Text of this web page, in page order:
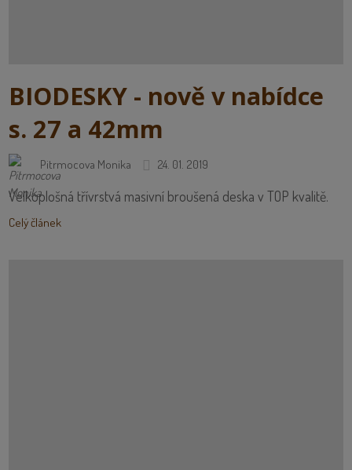
BIODESKY - nově v nabídce
s. 27 a 42mm
Pitrmocova Monika 24. 01. 2019
Velkoplošná třívrstvá masivní broušená deska v TOP kvalitě.
Celý článek